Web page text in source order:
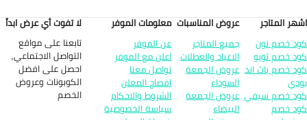
المتاجر
خصم نون
خصم تويو
خصم باث اند
خصم سيفي
خصم
عروض المناسبات
جميع المتاجر
الاعياد والعطلات
عروض الجمعة
السوداء
عروض الجمعة
البيضاء
معلومات الموفر
عن الموفر
اعلن مع الموفر
تواصل معنا
افصاح المعلن
الشروط والاحكام
سياسة الخصوصية
لا تفوت أي عرض ابداً
تابعنا على مواقع
التواصل الاجتماعي,
احصل على افضل
الكوبونات وعروض
الخصم